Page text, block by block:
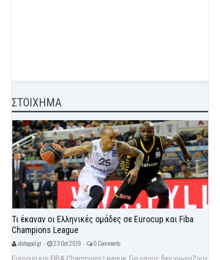
ΣΤΟΙΧΗΜΑ
Τι έκαναν οι Ελληνικές ομάδες σε Eurocup και Fiba
Champions League
olatagoal.gr - 23 Oct 2019 - 0 Comments
Eurocup και FIBA Champions League. Για όσους δεν γνωρίζουν